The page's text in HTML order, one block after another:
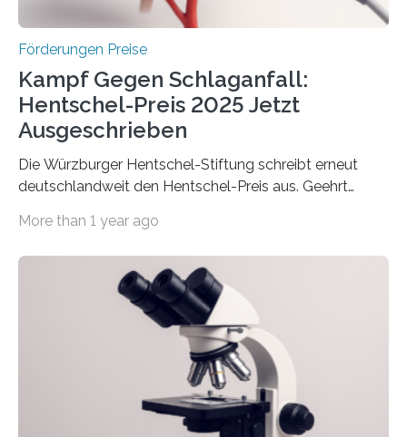
Förderungen Preise
Kampf Gegen Schlaganfall:
Hentschel-Preis 2025 Jetzt
Ausgeschrieben
Die Würzburger Hentschel-Stiftung schreibt erneut
deutschlandweit den Hentschel-Preis aus. Geehrt
hochrangige wissenschaftliche Publikation zum Thema
Schlaganfall“ mit Sitz in Würzburg fördert die
Schlaganfallforschung, um die Behandlung der
Betroffenen zu verbessern. Dazu schreibt sie auch in
diesem Jahr wieder deutschlandweit den Hentschel-
Preis aus. Er richtet sich gezielt an jüngere
Forscherinnen und Forscher unter 40 Jahren. Geehrt
werden soll eine herausragende Doktorarbeit oder eine
hochrangige wissenschaftliche Publikation zum Thema
More than 1 year ago